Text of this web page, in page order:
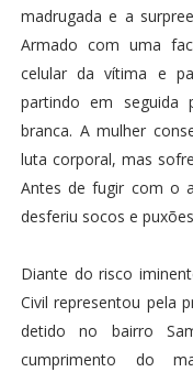
madrugada e a
Armado com uma
celular da vítima e
partindo em seguida
branca. A mulher
luta corporal, mas
Antes de fugir com o
desferiu socos e
Diante do risco
Civil representou pela
detido no bairro
cumprimento do